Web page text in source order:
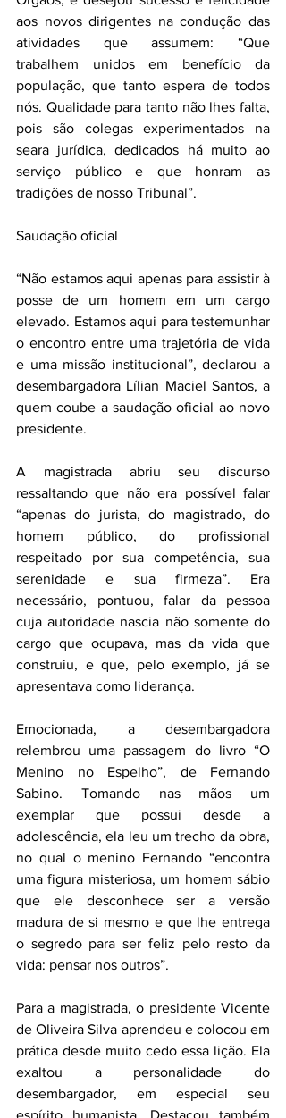
aos novos dirigentes na condução das
atividades que assumem: “Que
trabalhem unidos em benefício da
população, que tanto espera de todos
nós. Qualidade para tanto não lhes falta,
pois são colegas experimentados na
seara jurídica, dedicados há muito ao
serviço público e que honram as
tradições de nosso Tribunal”.
Saudação oficial
“Não estamos aqui apenas para assistir à
posse de um homem em um cargo
elevado. Estamos aqui para testemunhar
o encontro entre uma trajetória de vida
e uma missão institucional”, declarou a
desembargadora Lílian Maciel Santos, a
quem coube a saudação oficial ao novo
presidente.
A magistrada abriu seu discurso
ressaltando que não era possível falar
“apenas do jurista, do magistrado, do
homem público, do profissional
respeitado por sua competência, sua
serenidade e sua firmeza”. Era
necessário, pontuou, falar da pessoa
cuja autoridade nascia não somente do
cargo que ocupava, mas da vida que
construiu, e que, pelo exemplo, já se
apresentava como liderança.
Emocionada, a desembargadora
relembrou uma passagem do livro “O
Menino no Espelho”, de Fernando
Sabino. Tomando nas mãos um
exemplar que possui desde a
adolescência, ela leu um trecho da obra,
no qual o menino Fernando “encontra
uma figura misteriosa, um homem sábio
que ele desconhece ser a versão
madura de si mesmo e que lhe entrega
o segredo para ser feliz pelo resto da
vida: pensar nos outros”.
Para a magistrada, o presidente Vicente
de Oliveira Silva aprendeu e colocou em
prática desde muito cedo essa lição. Ela
exaltou a personalidade do
desembargador, em especial seu
espírito humanista. Destacou também